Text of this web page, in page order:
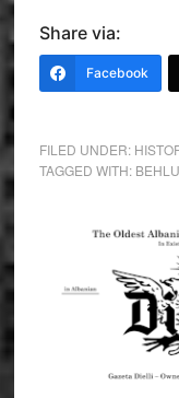
Share via:
Facebook
FILED UNDER:
TAGGED WITH: